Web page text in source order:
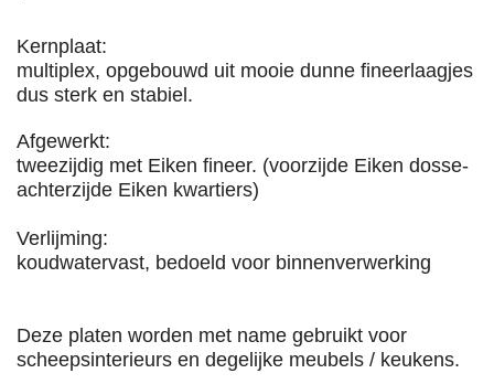
Kernplaat:
multiplex, opgebouwd uit mooie dunne fineerlaagjes
dus sterk en stabiel.
Afgewerkt:
tweezijdig met Eiken fineer. (voorzijde Eiken dosse-
achterzijde Eiken kwartiers)
Verlijming:
koudwatervast, bedoeld voor binnenverwerking
Deze platen worden met name gebruikt voor
scheepsinterieurs en degelijke meubels / keukens.